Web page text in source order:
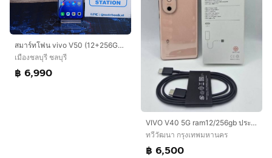
สมาร์ทโฟน vivo V50 (12+256GB) Mist Purple 5G เครื่องสวย พร้อมใช้งาน ขายเพียง 6,990.- เท่านั้น
เมืองชลบุรี ชลบุรี
฿ 6,990
VIVO V40 5G ram12/256gb ประกันเหลือ ต.ค. 69
ทวีวัฒนา กรุงเทพมหานคร
฿ 6,500